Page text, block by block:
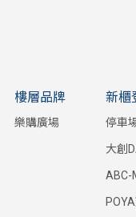
樓層品牌
樂購廣場
新櫃
停車
大創
ABC-